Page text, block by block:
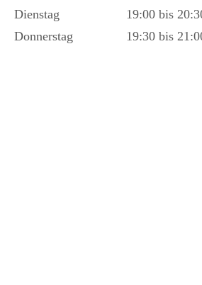
Dienstag
19:00 bis
Donnerstag
19:30 bis